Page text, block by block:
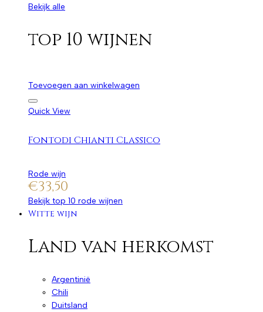
Bekijk alle
top 10 wijnen
Toevoegen aan winkelwagen
Quick View
Fontodi Chianti Classico
Rode wijn
€33,50
Bekijk top 10 rode wijnen
Witte wijn
Land van herkomst
Argentinië
Chili
Duitsland